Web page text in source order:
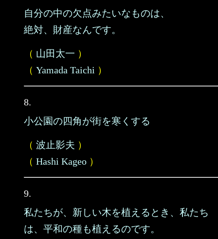
自分の中の欠点みたいなものは、
絶対、財産なんです。
（ 山田太一 ）
（ Yamada Taichi ）
8.
小公園の四角が街を寒くする
（ 波止影夫 ）
（ Hashi Kageo ）
9.
私たちが、新しい木を植えるとき、私たち
は、平和の種も植えるのです。